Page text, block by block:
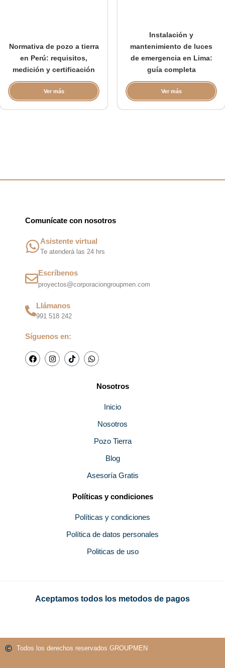
Instalación y
mantenimiento de luces
de emergencia en Lima:
guía completa
Ver más
Normativa de pozo a tierra
en Perú: requisitos,
medición y certificación
Ver más
Comunícate con nosotros
Asistente virtual
Te atenderá las 24 hrs
Escríbenos
proyectos@corporaciongroupmen.com
Llámanos
991 518 242
Síguenos en:
F
a
c
I
n
s
T
i
k
W
h
a
Nosotros
Inicio
Nosotros
Pozo Tierra
Blog
Asesoría Gratis
Políticas y condiciones
Políticas y condiciones
Política de datos personales
Politicas de uso
Aceptamos todos los metodos de pagos
Todos los derechos reservados GROUPMEN